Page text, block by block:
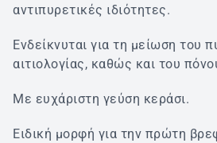
αντιπυρετικές ιδιότητες.
Ενδείκνυται για τη μείωση του
αιτιολογίας, καθώς και του
Με ευχάριστη γεύση κεράσι.
Ειδική μορφή για την πρώτη